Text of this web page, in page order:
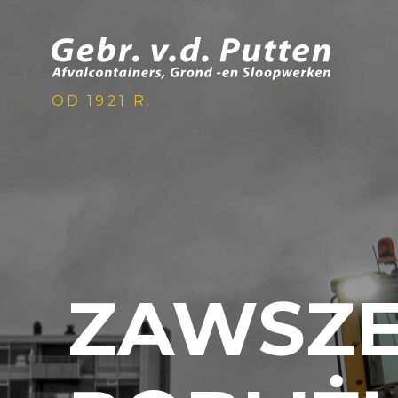
OD 1921 R.